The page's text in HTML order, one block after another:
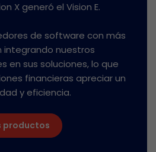
X generó el Vision E.
de software con más
integrando nuestros
en sus soluciones, lo que
financieras apreciar un
y eficiencia.
productos